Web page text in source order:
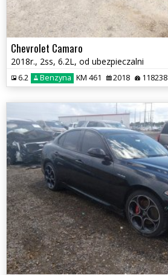
Chevrolet Camaro
2018r., 2ss, 6.2L, od ubezpieczalni
6.2 Benzyna KM 461 2018 118238